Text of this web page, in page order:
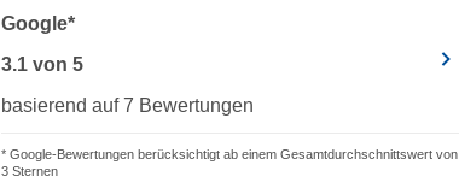
Google*
3.1 von 5
basierend auf 7 Bewertungen
* Google-Bewertungen berücksichtigt ab einem Gesamtdurchschnittswert von
3 Sternen